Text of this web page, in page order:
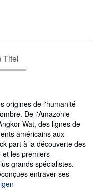
Titel
origines de l'humanité
De l'Amazonie
Wat, des lignes de
américains aux
part à la découverte des
et les premiers
grands spécialistes.
entraver ses